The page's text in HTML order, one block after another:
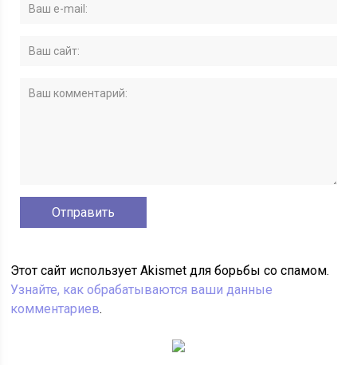
Этот сайт использует Akismet для борьбы со спамом.
Узнайте, как обрабатываются ваши данные
комментариев.